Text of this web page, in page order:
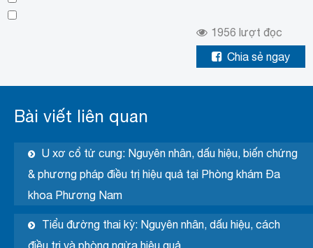
1956 lượt đọc
Chia sẻ ngay
Bài viết liên quan
U xơ cổ tử cung: Nguyên nhân, dấu hiệu, biến chứng
& phương pháp điều trị hiệu quả tại Phòng khám Đa
khoa Phương Nam
Tiểu đường thai kỳ: Nguyên nhân, dấu hiệu, cách
điều trị và phòng ngừa hiệu quả